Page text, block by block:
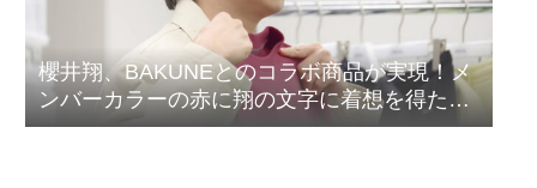
櫻井翔、BAKUNEとのコラボ商品が実現！メ
ンバーカラーの赤に翔の文字に着想を得たデ
ザイン